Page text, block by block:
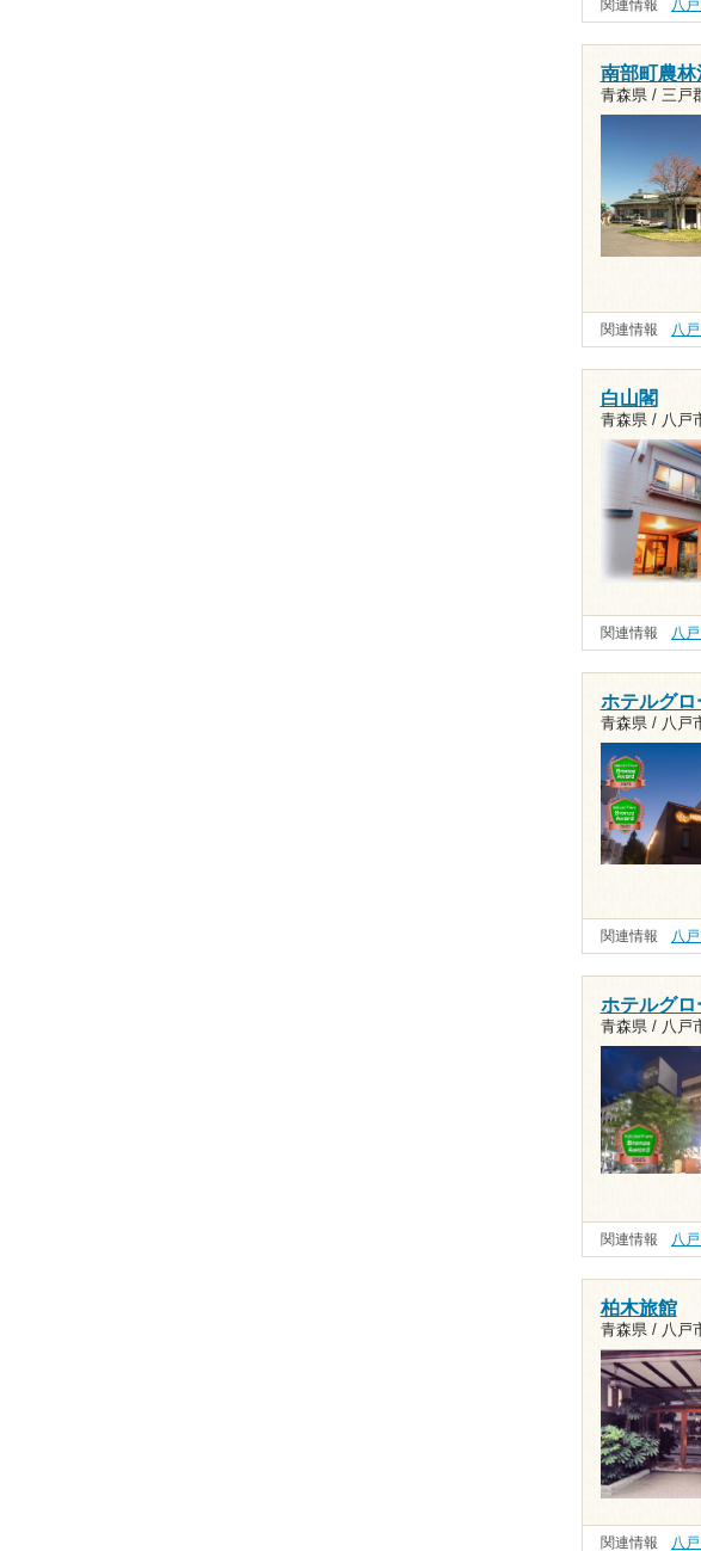
関連情報 八
南部町農
青森県 / 三戸
関連情報 八
白山閣
青森県 / 八戸
関連情報 八
ホテルグ
青森県 / 八戸
関連情報 八
ホテルグ
青森県 / 八戸
関連情報 八
柏木旅館
青森県 / 八戸
関連情報 八